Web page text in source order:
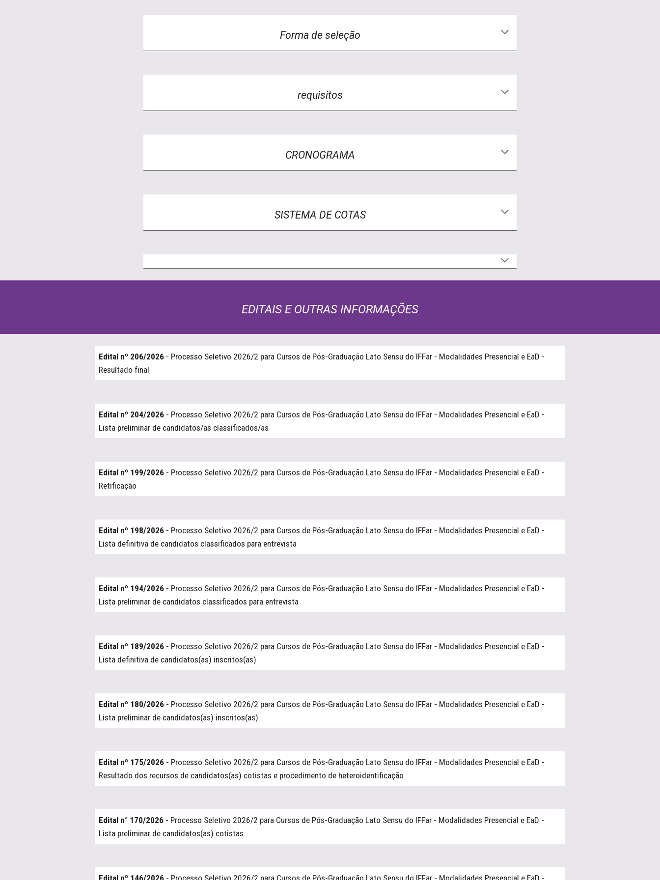
Forma de seleção
requisitos
CRONOGRAMA
SISTEMA DE COTAS
EDITAIS E OUTRAS INFORMAÇÕES
Edital nº 206/2026 - Processo Seletivo 2026/2 para Cursos de Pós-Graduação Lato Sensu do IFFar - Modalidades Presencial e EaD -
Resultado final
Edital nº 204/2026 - Processo Seletivo 2026/2 para Cursos de Pós-Graduação Lato Sensu do IFFar - Modalidades Presencial e EaD -
Lista preliminar de candidatos/as classificados/as
Edital nº 199/2026 - Processo Seletivo 2026/2 para Cursos de Pós-Graduação Lato Sensu do IFFar - Modalidades Presencial e EaD -
Retificação
Edital nº 198/2026 - Processo Seletivo 2026/2 para Cursos de Pós-Graduação Lato Sensu do IFFar - Modalidades Presencial e EaD -
Lista definitiva de candidatos classificados para entrevista
Edital nº 194/2026 - Processo Seletivo 2026/2 para Cursos de Pós-Graduação Lato Sensu do IFFar - Modalidades Presencial e EaD -
Lista preliminar de candidatos classificados para entrevista
Edital nº 189/2026 - Processo Seletivo 2026/2 para Cursos de Pós-Graduação Lato Sensu do IFFar - Modalidades Presencial e EaD -
Lista definitiva de candidatos(as) inscritos(as)
Edital nº 180/2026 - Processo Seletivo 2026/2 para Cursos de Pós-Graduação Lato Sensu do IFFar - Modalidades Presencial e EaD -
Lista preliminar de candidatos(as) inscritos(as)
Edital nº 175/2026 - Processo Seletivo 2026/2 para Cursos de Pós-Graduação Lato Sensu do IFFar - Modalidades Presencial e EaD -
Resultado dos recursos de candidatos(as) cotistas e procedimento de heteroidentificação
Edital n° 170/2026 - Processo Seletivo 2026/2 para Cursos de Pós-Graduação Lato Sensu do IFFar - Modalidades Presencial e EaD -
Lista preliminar de candidatos(as) cotistas
Edital nº 146/2026 - Processo Seletivo 2026/2 para Cursos de Pós-Graduação Lato Sensu do IFFar - Modalidades Presencial e EaD -